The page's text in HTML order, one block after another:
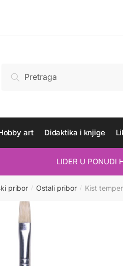
Pretraži
art Didaktika i knjige
LIDER U PONUDI
pribor / Ostali pribor / Kist